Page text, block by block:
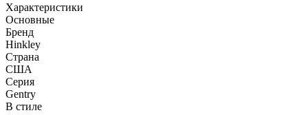
Характеристики
Основные
Бренд
Hinkley
Страна
США
Серия
Gentry
В стиле